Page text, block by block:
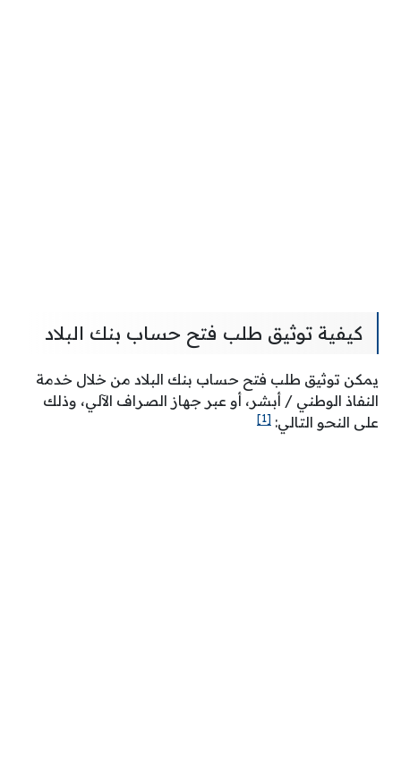
كيفية توثيق طلب فتح حساب بنك البلاد
يمكن توثيق طلب فتح حساب بنك البلاد من خلال خدمة
النفاذ الوطني / أبشر، أو عبر جهاز الصراف الآلي، وذلك
على النحو التالي: [1]